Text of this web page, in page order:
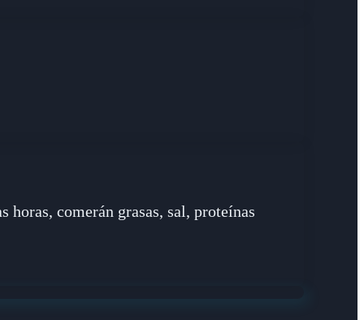
horas, comerán grasas, sal, proteínas